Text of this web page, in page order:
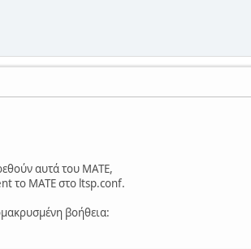
αυτά του MATE,
το MATE στο ltsp.conf.
βοήθεια: